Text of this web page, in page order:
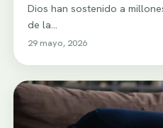
Dios han sostenido a
de la…
29 mayo, 2026